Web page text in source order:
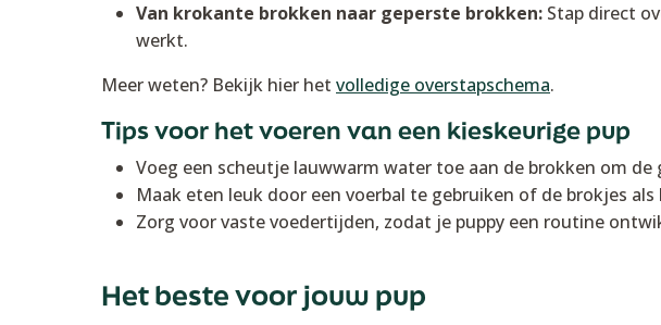
Van krokante brokken naar geperste brokken: Stap direct
werkt.
Meer weten? Bekijk hier het volledige overstapschema.
Tips voor het voeren van een kieskeurige pup
Voeg een scheutje lauwwarm water toe aan de brokken om de
Maak eten leuk door een voerbal te gebruiken of de brokjes
Zorg voor vaste voedertijden, zodat je puppy een routine
Het beste voor jouw pup